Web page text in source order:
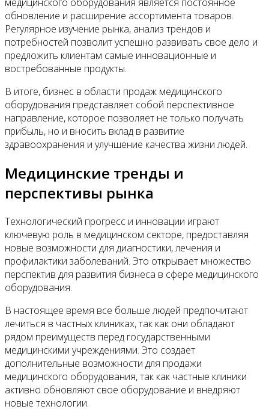
обновление и расширение ассортимента товаров.
Регулярное изучение рынка, анализ трендов и
потребностей позволит успешно развивать свое дело и
предложить клиентам самые инновационные и
востребованные продукты.
В итоге, бизнес в области продаж медицинского
оборудования представляет собой перспективное
направление, которое позволяет не только получать
прибыль, но и вносить вклад в развитие
здравоохранения и улучшение качества жизни людей.
Медицинские тренды и
перспективы рынка
Технологический прогресс и инновации играют
ключевую роль в медицинском секторе, предоставляя
новые возможности для диагностики, лечения и
профилактики заболеваний. Это открывает множество
перспектив для развития бизнеса в сфере медицинского
оборудования.
В настоящее время все больше людей предпочитают
лечиться в частных клиниках, так как они обладают
рядом преимуществ перед государственными
медицинскими учреждениями. Это создает
дополнительные возможности для продажи
медицинского оборудования, так как частные клиники
активно обновляют свое оборудование и внедряют
новые технологии.